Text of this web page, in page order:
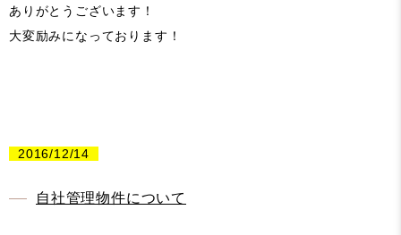
ありがとうございます！
大変励みになっております！
2016/12/14
自社管理物件について